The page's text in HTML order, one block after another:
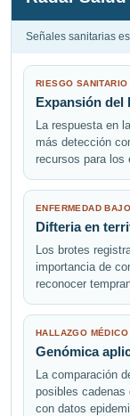
Señales sanitarias
RIESGO
Expansión del
La respuesta en
más detección
recursos para los
ENFERMEDAD
Difteria en
Los brotes
importancia de
reconocer
HALLAZGO
Genómica
La comparación
posibles cadenas
con datos